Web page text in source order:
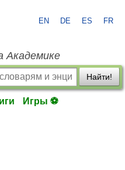
EN DE ES FR
Академике
Найти!
Игры ⚽